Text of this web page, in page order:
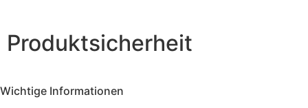
Produktsicherheit
Wichtige Informationen